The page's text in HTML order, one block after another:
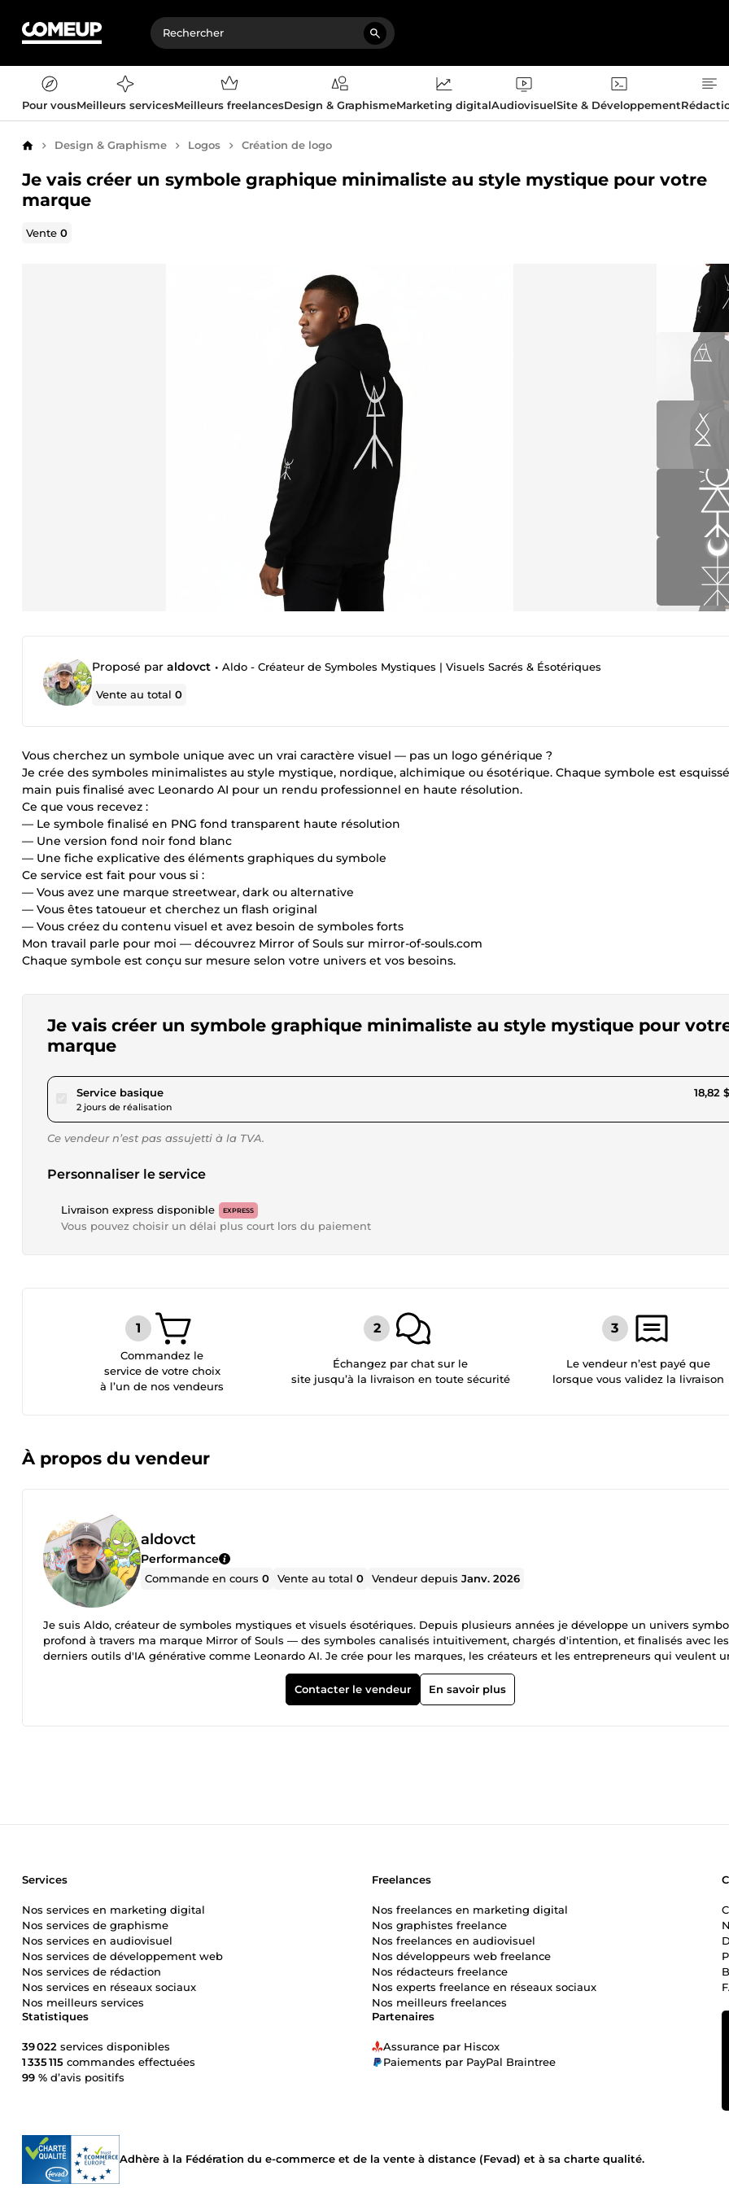
Pour vousMeilleurs servicesMeilleurs freelancesDesign & GraphismeMarketing digitalAudiovisuelSite & Développement
AccueilDesign & Graphisme Logos Création de logo
Je vais créer un symbole graphique minimaliste au style mystique pour votre
marque
Vente0
Proposé par aldovct • Aldo - Créateur de Symboles Mystiques | Visuels Sacrés & Ésotériques
Vente au total0
Vous cherchez un symbole unique avec un vrai caractère visuel — pas un logo générique ?
Je crée des symboles minimalistes au style mystique, nordique, alchimique ou ésotérique. Chaque symbole est
main puis finalisé avec Leonardo AI pour un rendu professionnel en haute résolution.
Ce que vous recevez :
— Le symbole finalisé en PNG fond transparent haute résolution
— Une version fond noir fond blanc
— Une fiche explicative des éléments graphiques du symbole
Ce service est fait pour vous si :
— Vous avez une marque streetwear, dark ou alternative
— Vous êtes tatoueur et cherchez un flash original
— Vous créez du contenu visuel et avez besoin de symboles forts
Mon travail parle pour moi — découvrez Mirror of Souls sur mirror-of-souls.com
Chaque symbole est conçu sur mesure selon votre univers et vos besoins.
Je vais créer un symbole graphique minimaliste au style mystique pour
marque
Service basiquepour 17,34 $US
2 jours de réalisation
18,82
Ce vendeur n’est pas assujetti à la TVA.
Personnaliser le service
Livraison express disponible EXPRESS
Vous pouvez choisir un délai plus court lors du paiement
Commandez le
service de votre choix
à l’un de nos vendeurs
Échangez par chat sur le
site jusqu’à la livraison en toute sécurité
Le vendeur n’est payé que
lorsque vous validez la livraison
À propos du vendeur
aldovct
Performance
Commande en cours0 Vente au total0 Vendeur depuisJanv. 2026
Je suis Aldo, créateur de symboles mystiques et visuels ésotériques. Depuis plusieurs années je développe un univers
profond à travers ma marque Mirror of Souls — des symboles canalisés intuitivement, chargés d'intention, et finalisés avec les
derniers outils d'IA générative comme Leonardo AI. Je crée pour les marques, les créateurs et les entrepreneurs qui veulent
identité visuelle avec une vraie âme — pas juste un logo générique. Ce que je propose : Création de symboles minimalistes
mystiques, visuels produits pour boutiques Shopify, descriptions produits orientées SEO, identité visuelle pour marques
spirituelles et streetwear. Mon univers : symbolisme sacré, mythologie nordique, alchimie, ésotérisme, dark aesthetic. Chaque
Contacter le vendeur En savoir plus
Partenaires
Assurance par Hiscox
Paiements par PayPal Braintree
Statistiques
39 022 services disponibles
1 335 115 commandes effectuées
99 % d’avis positifs
Services
Nos services en marketing digital
Nos services de graphisme
Nos services en audiovisuel
Nos services de développement web
Nos services de rédaction
Nos services en réseaux sociaux
Nos meilleurs services
Freelances
Nos freelances en marketing digital
Nos graphistes freelance
Nos freelances en audiovisuel
Nos développeurs web freelance
Nos rédacteurs freelance
Nos experts freelance en réseaux sociaux
Nos meilleurs freelances
Adhère à la Fédération du e-commerce et de la vente à distance (Fevad) et à sa charte qualité.